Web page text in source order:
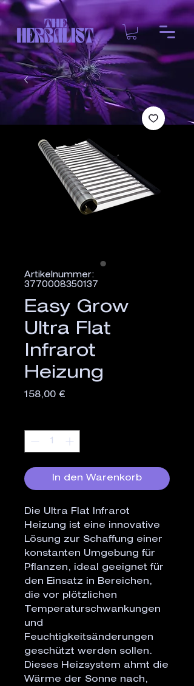
Artikelnummer:
3770008350137
Easy Grow
Ultra Flat
Infrarot
Heizung
158,00 €Preis
In den Warenkorb
Die Ultra Flat Infrarot
Heizung ist eine innovative
Lösung zur Schaffung einer
konstanten Umgebung für
Pflanzen, ideal geeignet für
den Einsatz in Bereichen,
die vor plötzlichen
Temperaturschwankungen
und
Feuchtigkeitsänderungen
geschützt werden sollen.
Dieses Heizsystem ahmt die
Wärme der Sonne nach,